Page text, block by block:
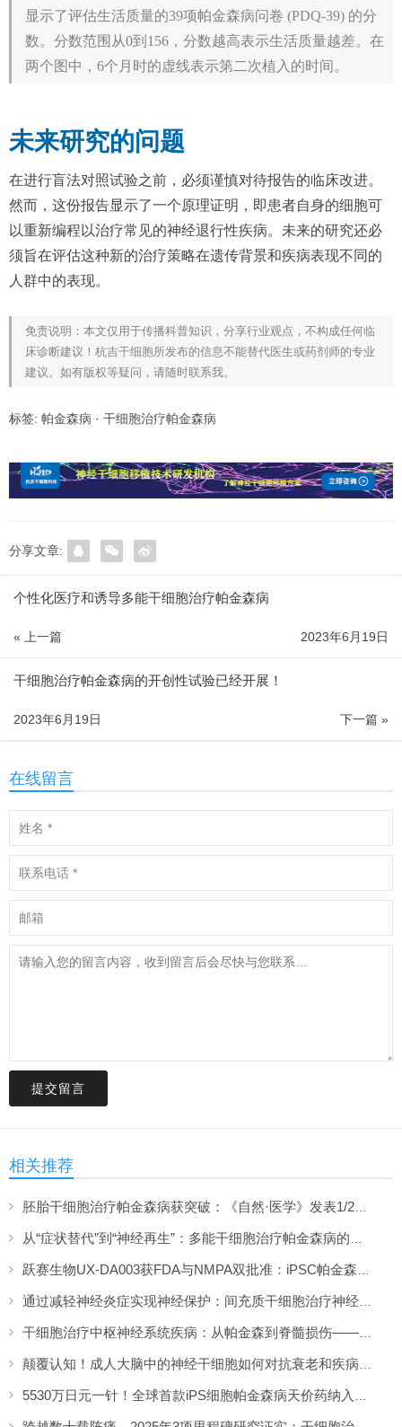
显示了评估生活质量的39项帕金森病问卷 (PDQ-39) 的分
数。分数范围从0到156，分数越高表示生活质量越差。在
两个图中，6个月时的虚线表示第二次植入的时间。
未来研究的问题
在进行盲法对照试验之前，必须谨慎对待报告的临床改进。
然而，这份报告显示了一个原理证明，即患者自身的细胞可
以重新编程以治疗常见的神经退行性疾病。未来的研究还必
须旨在评估这种新的治疗策略在遗传背景和疾病表现不同的
人群中的表现。
免责说明：本文仅用于传播科普知识，分享行业观点，不构成任何临
床诊断建议！杭吉干细胞所发布的信息不能替代医生或药剂师的专业
建议。如有版权等疑问，请随时联系我。
标签: 帕金森病 · 干细胞治疗帕金森病
分享文章:
个性化医疗和诱导多能干细胞治疗帕金森病
« 上一篇 2023年6月19日
干细胞治疗帕金森病的开创性试验已经开展！
下一篇 »
2023年6月19日
在线留言
提交留言
相关推荐